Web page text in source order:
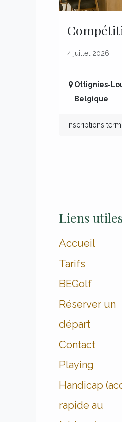
4 juillet 2026
Ottignies-
Belgique
Inscriptions
Liens
Accueil
Tarifs
BEGolf
Réserver un
départ
Contact
Playing
Handicap
rapide au